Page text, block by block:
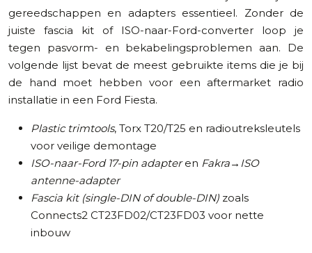
gereedschappen en adapters essentieel. Zonder de
juiste fascia kit of ISO-naar-Ford-converter loop je
tegen pasvorm- en bekabelingsproblemen aan. De
volgende lijst bevat de meest gebruikte items die je bij
de hand moet hebben voor een aftermarket radio
installatie in een Ford Fiesta.
Plastic trimtools, Torx T20/T25 en radioutreksleutels
voor veilige demontage
ISO-naar-Ford 17-pin adapteren Fakra→ISO
antenne-adapter
Fascia kit (single-DIN of double-DIN) zoals
Connects2 CT23FD02/CT23FD03 voor nette
inbouw